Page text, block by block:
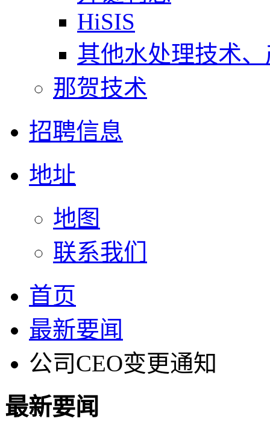
HiSIS
其他水处理技术
那贺技术
招聘信息
地址
地图
联系我们
首页
最新要闻
公司CEO变更通知
最新要闻